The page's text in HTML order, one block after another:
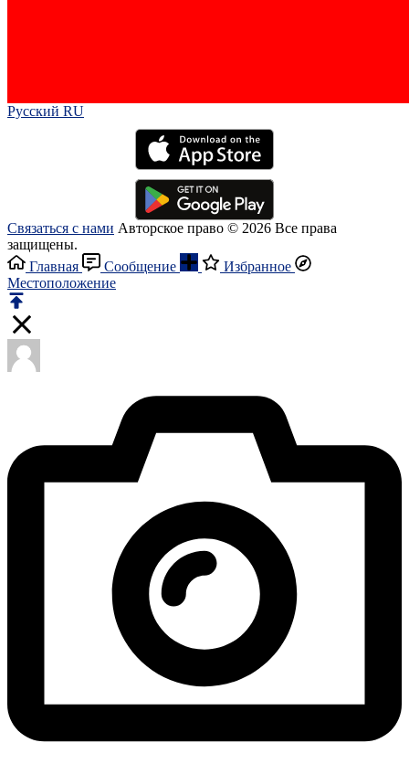
Русский RU‎
Связаться с нами Авторское право © 2026 Все права
защищены.
Главная
Сообщение
Избранное
Местоположение